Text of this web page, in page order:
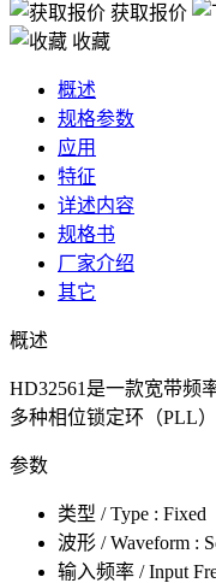
获取报价
收藏
概述
规格参数
应用
特征
详述内容
规格书
厂家介绍
其它
概述
HD32561是一款宽带频
多种相位锁定环（PLL）
参数
类型 / Type : Fixed
波形 / Waveform :
输入频率 / Input